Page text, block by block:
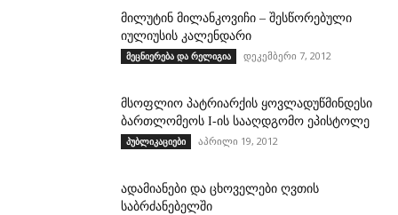
მილუტინ მილანკოვიჩი – შესწორებული
იულიუსის კალენდარი
მეცნიერება და რელიგია დეკემბერი 7, 2012
მსოფლიო პატრიარქის ყოვლადუწმინდესი
ბართლომეოს I-ის სააღდგომო ეპისტოლე
პუბლიკაციები აპრილი 19, 2012
ადამიანები და ცხოველები ღვთის
საბრძანებელში